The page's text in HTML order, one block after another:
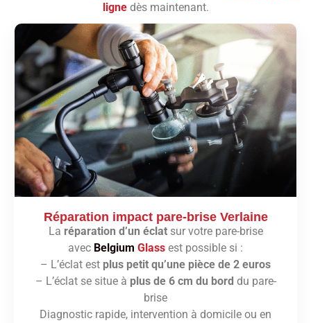
lignedès maintenant.
Réparation impact pare-brise Verlaine
La réparation d’un éclatsur votre pare-brise
avec Belgium Glass est possible si :
– L’éclat est plus petit qu’une pièce de 2 euros
– L’éclat se situe à plus de 6 cm du bord du pare-
brise
Diagnostic rapide, intervention à domicile ou en